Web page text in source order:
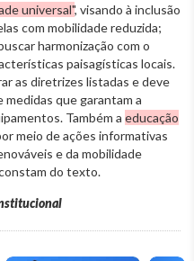
universal", visando à inclusão
com mobilidade reduzida;
harmonização com o
paisagísticas locais.
as diretrizes listadas e deve
que garantam a
Também a educação
meio de ações informativas
e da mobilidade
do texto.